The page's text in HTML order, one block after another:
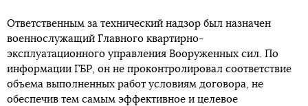
Ответственным за технический надзор был назначен
военнослужащий Главного квартирно-
эксплуатационного управления Вооруженных сил. По
информации ГБР, он не проконтролировал соответствие
объема выполненных работ условиям договора, не
обеспечив тем самым эффективное и целевое